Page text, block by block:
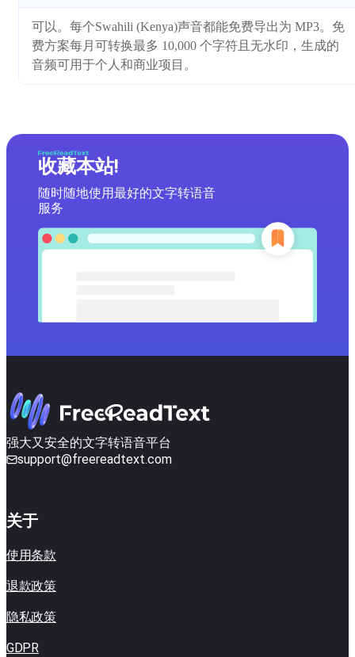
可以。每个Swahili (Kenya)声音都能免费导出为 MP3。免
费方案每月可转换最多 10,000 个字符且无水印，生成的
音频可用于个人和商业项目。
收藏本站!
随时随地使用最好的文字转语音
服务
强大又安全的文字转语音平台
support@freereadtext.com
关于
使用条款
退款政策
隐私政策
GDPR